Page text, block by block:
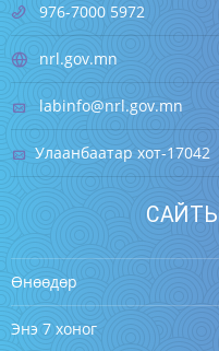
976-7000 5972
nrl.gov.mn
labinfo@nrl.gov.mn
Улаанбаатар хот-17042
Өнөөдөр
Энэ 7 хоног